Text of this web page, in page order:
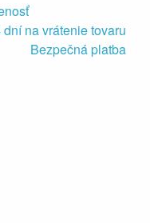
dní na vrátenie tovaru
Bezpečná platba